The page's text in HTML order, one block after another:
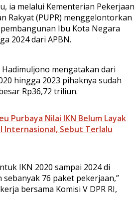
ia melalui Kementerian Pekerjaan
Rakyat (PUPR) menggelontorkan
Ibu Kota Negara
2024 dari APBN.
mengatakan dari
hingga 2023 pihaknya sudah
Rp36,72 triliun.
Purbaya Nilai IKN Belum Layak
Internasional, Sebut Terlalu
IKN 2020 sampai 2024 di
76 paket pekerjaan,”
bersama Komisi V DPR RI,